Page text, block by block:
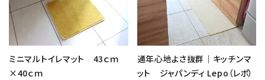
ミニマルトイレマット 43ｃｍ
×40ｃｍ
通年心地よさ抜群｜キッチンマ
ット ジャパンディ Lepo（レポ）